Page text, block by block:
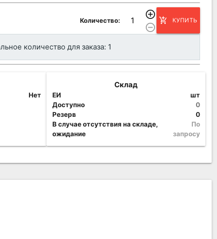
Количество:
add_circle_outline
remove_circle_outline
add_shopping_cart КУПИТЬ
количество для заказа: 1
Нет
Склад
ЕИ
шт
Доступно
0
Резерв
0
В случае отсутствия на складе,
ожидание
По
запросу